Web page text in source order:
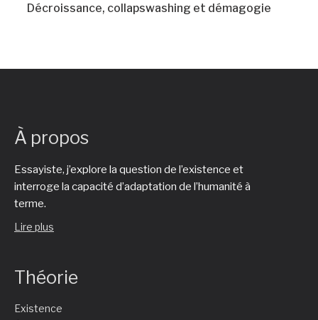
Décroissance, collapswashing et démagogie
À propos
Essayiste, j’explore la question de l’existence et
interroge la capacité d’adaptation de l’humanité à
terme.
Lire plus
Théorie
Existence